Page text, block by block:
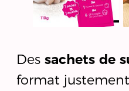
Des sachets de
format